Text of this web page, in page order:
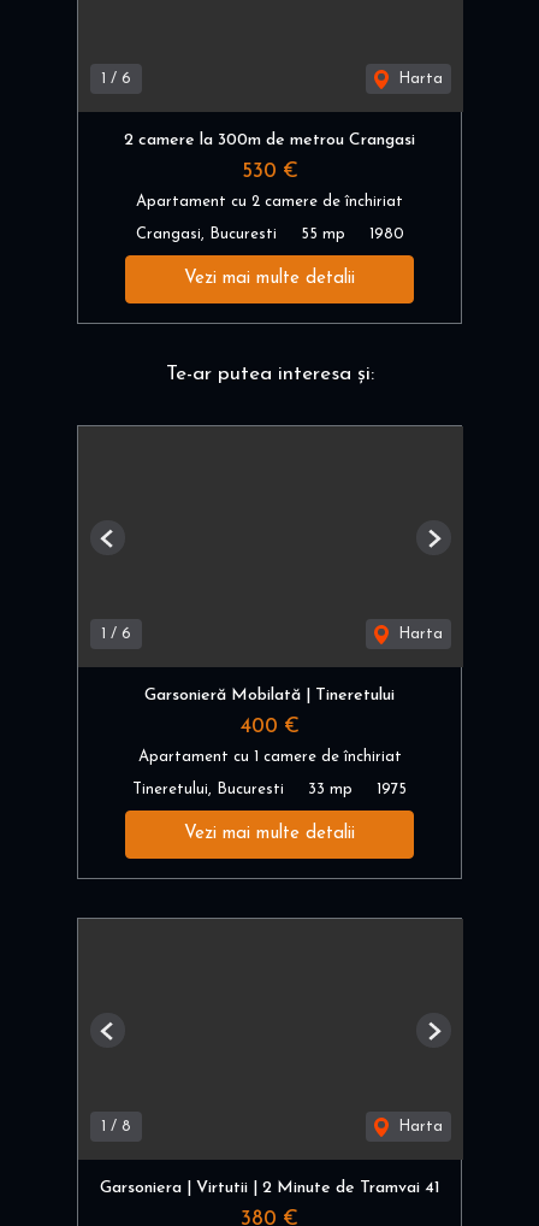
/ 6 Harta
2 camere la 300m de metrou Crangasi
530 €
Apartament cu 2 camere de închiriat
Crangasi, Bucuresti 55 mp 1980
Vezi mai multe detalii
Te-ar putea interesa și:
/ 6 Harta
Previous Next
Garsonieră Mobilată | Tineretului
400 €
Apartament cu 1 camere de închiriat
Tineretului, Bucuresti 33 mp 1975
Vezi mai multe detalii
1 / 8 Harta
Previous Next
Garsoniera | Virtutii | 2 Minute de Tramvai 41
380 €